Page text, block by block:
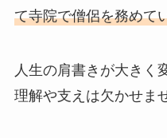
て寺院で僧侶を務めて
人生の肩書きが大きく
理解や支えは欠かせま